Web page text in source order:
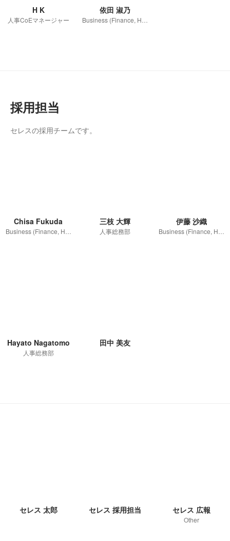
H K
人事CoEマネージャー
依田 淑乃
採用担当
セレスの採用チームです。
Chisa Fukuda 三枝 大輝
人事総務部
伊藤 沙織
Hayato Nagatomo
人事総務部
田中 美友
セレス 太郎 セレス 採用担当 セレス 広報
Other